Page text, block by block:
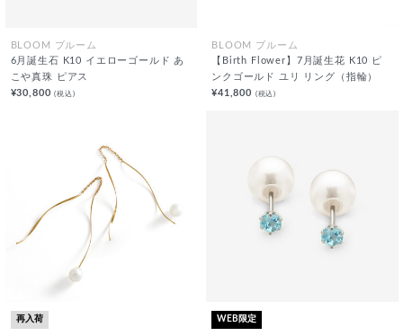
BLOOM ブルーム
6月誕生石 K10 イエローゴールド あ
こや真珠 ピアス
¥30,800(税込)
BLOOM ブルーム
【Birth Flower】7月誕生花 K10 ピ
ンクゴールド ユリ リング（指輪）
¥41,800 (税込)
再入荷 WEB限定